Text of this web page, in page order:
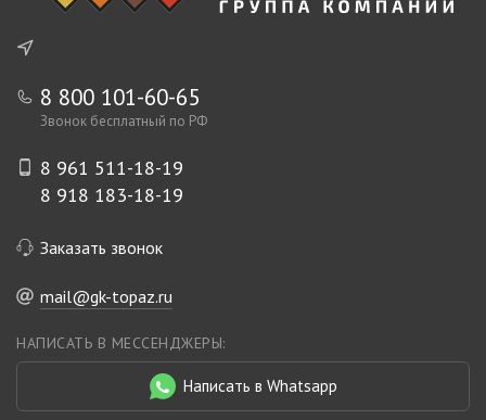
8 800 101-60-65
Звонок бесплатный по РФ
8 961 511-18-19
8 918 183-18-19
Заказать звонок
mail@gk-topaz.ru
НАПИСАТЬ В МЕССЕНДЖЕРЫ:
Написать в Whatsapp